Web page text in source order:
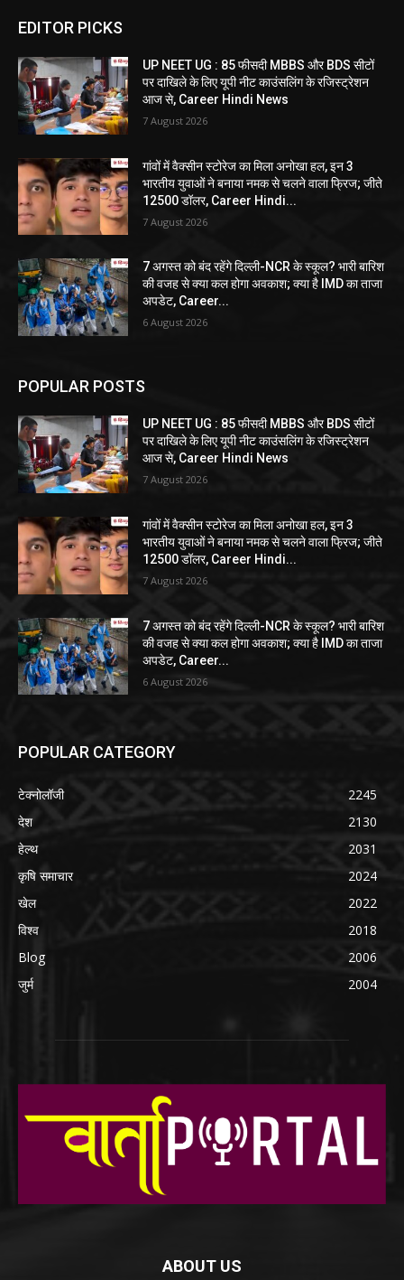
EDITOR PICKS
UP NEET UG : 85 फीसदी MBBS और BDS सीटों
पर दाखिले के लिए यूपी नीट काउंसलिंग के रजिस्ट्रेशन
आज से, Career Hindi News
7 August 2026
गांवों में वैक्सीन स्टोरेज का मिला अनोखा हल, इन 3
भारतीय युवाओं ने बनाया नमक से चलने वाला फ्रिज; जीते
12500 डॉलर, Career Hindi...
7 August 2026
7 अगस्त को बंद रहेंगे दिल्ली-NCR के स्कूल? भारी बारिश
की वजह से क्या कल होगा अवकाश; क्या है IMD का ताजा
अपडेट, Career...
6 August 2026
POPULAR POSTS
UP NEET UG : 85 फीसदी MBBS और BDS सीटों
पर दाखिले के लिए यूपी नीट काउंसलिंग के रजिस्ट्रेशन
आज से, Career Hindi News
7 August 2026
गांवों में वैक्सीन स्टोरेज का मिला अनोखा हल, इन 3
भारतीय युवाओं ने बनाया नमक से चलने वाला फ्रिज; जीते
12500 डॉलर, Career Hindi...
7 August 2026
7 अगस्त को बंद रहेंगे दिल्ली-NCR के स्कूल? भारी बारिश
की वजह से क्या कल होगा अवकाश; क्या है IMD का ताजा
अपडेट, Career...
6 August 2026
POPULAR CATEGORY
टेक्नोलॉजी
2245
देश
2130
हेल्थ
2031
कृषि समाचार
2024
खेल
2022
विश्व
2018
Blog
2006
जुर्म
2004
ABOUT US